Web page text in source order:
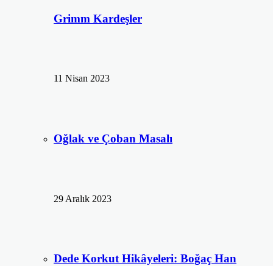
Grimm Kardeşler
11 Nisan 2023
Oğlak ve Çoban Masalı
29 Aralık 2023
Dede Korkut Hikâyeleri: Boğaç Han